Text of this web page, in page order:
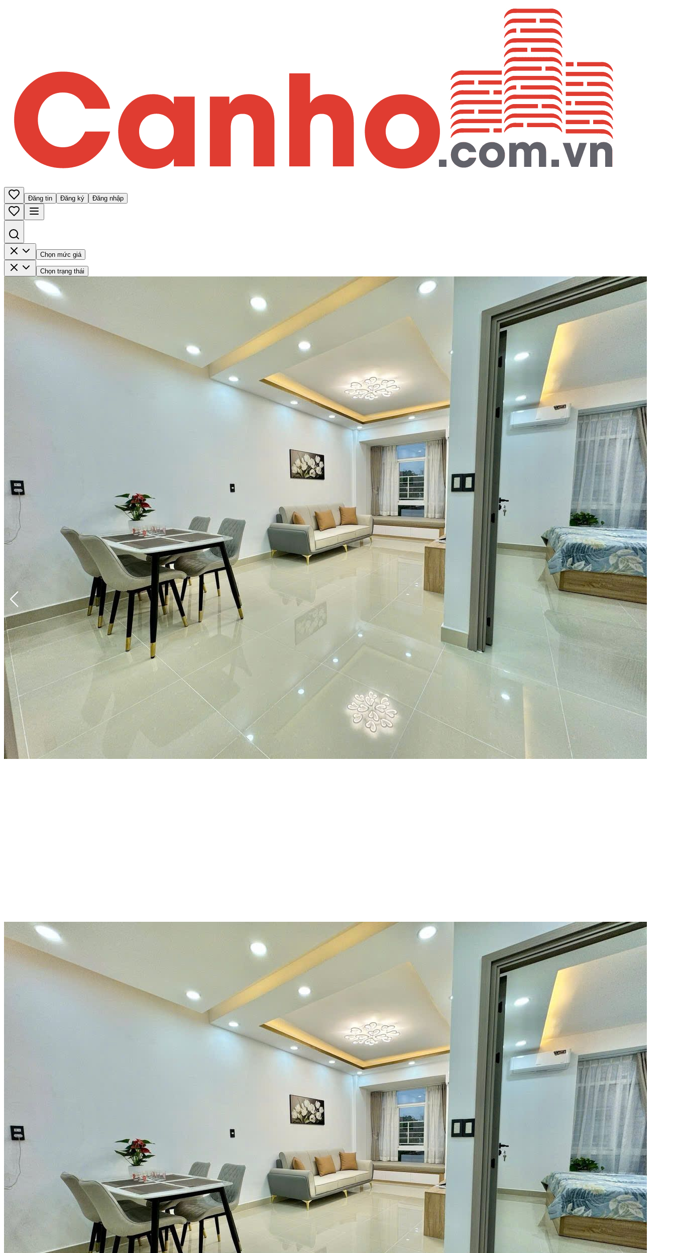
Đăng tin Đăng ký Đăng nhập
Chọn mức giá
Chọn trạng thái